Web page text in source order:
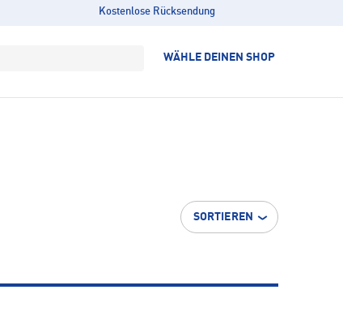
Kostenlose Rücksendung
WÄHLE DEINEN SHOP
SORTIEREN